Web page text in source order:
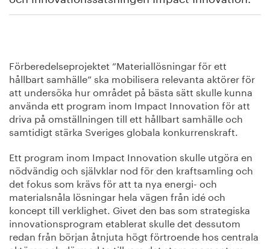
Publicerat
Om oss
Förberedelseprojektet ”Materiallösningar för ett
hållbart samhälle” ska mobilisera relevanta aktörer för
att undersöka hur området på bästa sätt skulle kunna
använda ett program inom Impact Innovation för att
driva på omställningen till ett hållbart samhälle och
samtidigt stärka Sveriges globala konkurrenskraft.
Ett program inom Impact Innovation skulle utgöra en
nödvändig och självklar nod för den kraftsamling och
det fokus som krävs för att ta nya energi- och
materialsnåla lösningar hela vägen från idé och
koncept till verklighet. Givet den bas som strategiska
innovationsprogram etablerat skulle det dessutom
redan från början åtnjuta högt förtroende hos centrala